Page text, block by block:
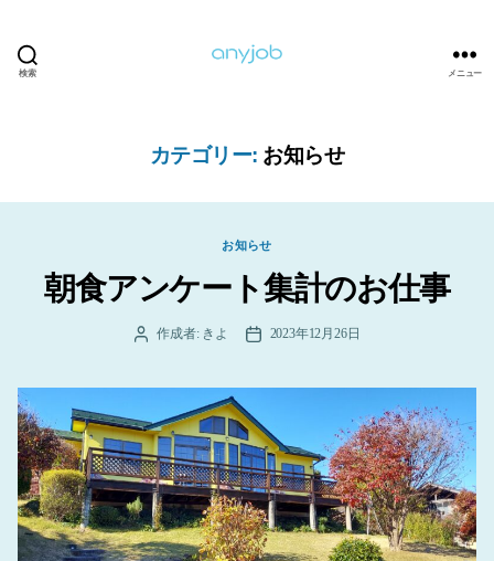
検索 メニュー
カテゴリー: お知らせ
カ
ゴ
リ
ー
お知らせ
朝食アンケート集計のお仕事
投
作成者: きよ
投 2023年12月26日